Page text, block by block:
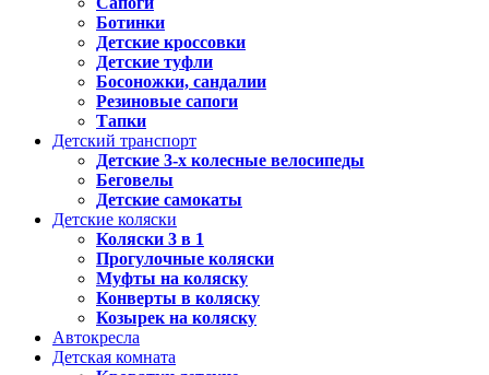
Ботинки
Детские кроссовки
Детские туфли
Босоножки, сандалии
Резиновые сапоги
Тапки
Детский транспорт
Детские 3-х колесные велосипеды
Беговелы
Детские самокаты
Детские коляски
Коляски 3 в 1
Прогулочные коляски
Муфты на коляску
Конверты в коляску
Козырек на коляску
Автокресла
Детская комната